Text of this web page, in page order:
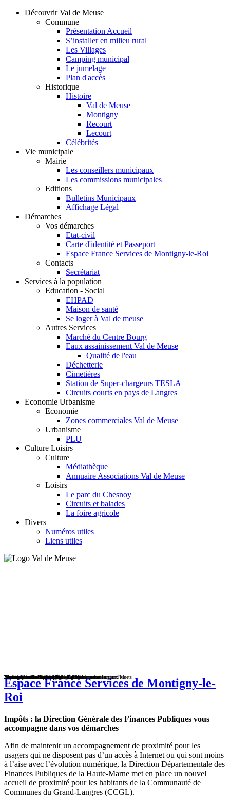
Découvrir Val de Meuse
Commune
Présentation Accueil
S’installer en milieu rural
Les Villages
Camping municipal
Le jumelage
Plan d'accès
Historique
Histoire
Val de Meuse
Montigny
Recourt
Lecourt
Célébrités
Vie municipale
Mairie
Les conseillers municipaux
Les commissions municipales
Editions
Bulletins Municipaux
Affichage Légal
Démarches
Vos démarches
Etat-civil
Carte d'identité et Passeport
Espace France Services de Montigny-le-Roi
Contacts
Secrétariat
Services à la population
Education - Social
EHPAD
Maison de santé
Se loger à Val de meuse
Autres Services
Marché du Centre Bourg
Eaux assainissement Val de Meuse
Qualité de l'eau
Déchetterie
Cimetières
Station de Super-chargeurs TESLA
Circuits courts en pays de Langres
Economie Urbanisme
Economie
Zones commerciales Val de Meuse
Urbanisme
PLU
Culture Loisirs
Culture
Médiathèque
Annuaire Associations Val de Meuse
Loisirs
Le parc du Chesnoy
Circuits et balades
La foire agricole
Divers
Numéros utiles
Liens utiles
Lécourt - entrée et place de l'église
Lécourt entrée - Lénizeul route Lavilleneuve
Lénizeul centre - La Mairie
Maulain rue Moncelles - Église
Montigny le Roi accès église - Maulain ancien lavoir
Montigny le Roi vue village - Eglise vue arrière
Provenchère-sur-Meuse places de l'église et mairie
Provenchère-sur-Meuse pont - Ravennefontaine la grand'rue
Ravennefontaine la grand'rue - Église et monument aux Morts
Espace France Services de Montigny-le-
Roi
Impôts : la Direction Générale des Finances Publiques vous
accompagne dans vos démarches
Afin de maintenir un accompagnement de proximité pour les
usagers qui ne disposent pas d’un accès à Internet ou qui sont moins
à l’aise avec l’évolution numérique, la Direction Départementale des
Finances Publiques de la Haute-Marne met en place un nouvel
accueil de proximité pour les habitants de la Communauté de
Communes du Grand-Langres (CCGL).